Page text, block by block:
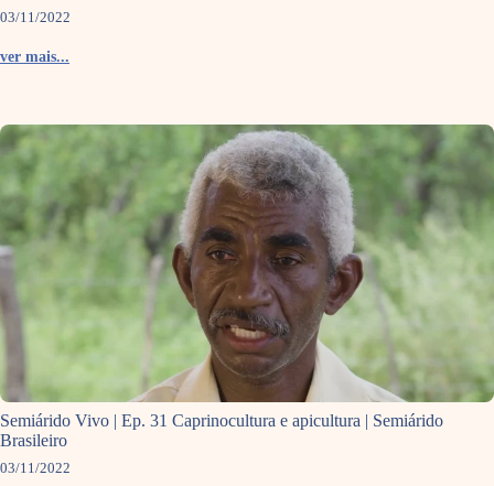
03/11/2022
ver mais...
Semiárido Vivo | Ep. 31 Caprinocultura e apicultura | Semiárido
Brasileiro
03/11/2022